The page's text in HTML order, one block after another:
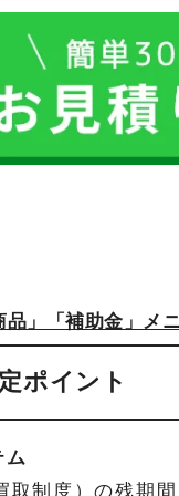
品」「補助金」メ
ポイント
制度）の残期間